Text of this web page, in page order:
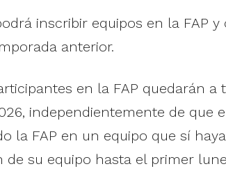
inscribir equipos en la FAP
anterior.
en la FAP quedarán
independientemente de que
la FAP en un equipo que sí
de su equipo hasta el primer